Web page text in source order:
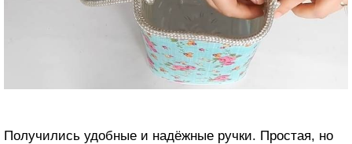
Получились удобные и надёжные ручки. Простая, но